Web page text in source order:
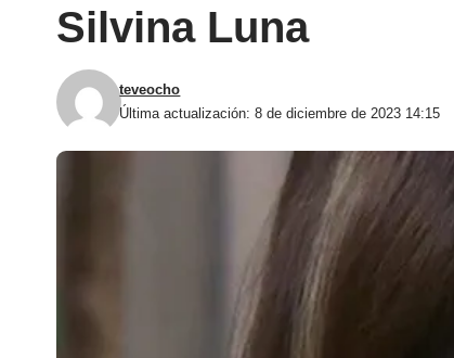
Silvina Luna
Última actualización: 8 de diciembre de 2023 14:15
teveocho